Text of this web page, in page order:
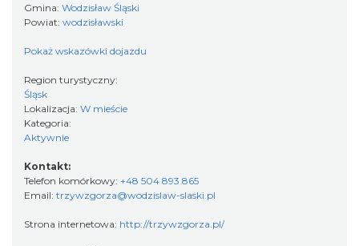
Gmina: Wodzisław Śląski
Powiat: wodzisławski
Pokaż wskazówki dojazdu
Region turystyczny:
Śląsk
Lokalizacja: W mieście
Kategoria:
Aktywnie
Kontakt:
Telefon komórkowy: +48 504 893 865
Email: trzywzgorza@wodzislaw-slaski.pl
Strona internetowa: http://trzywzgorza.pl/